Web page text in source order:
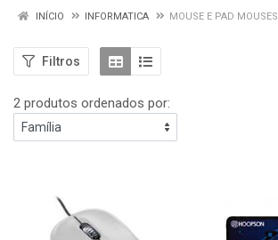
INÍCIO INFORMATICA MOUSE E PAD MOUSES
Filtros
2 produtos ordenados por: